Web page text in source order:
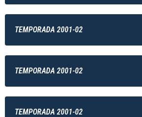
TEMPORADA 2001-02
TEMPORADA 2001-02
TEMPORADA 2001-02